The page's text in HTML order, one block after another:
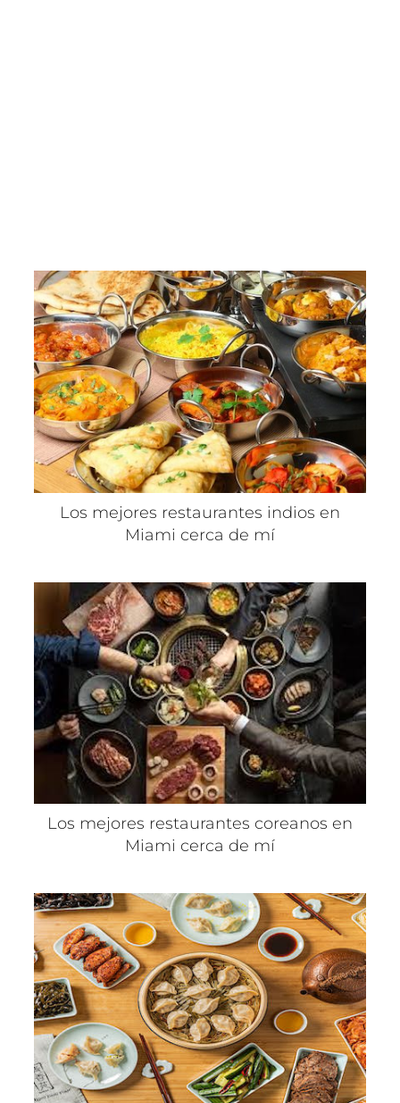
Los mejores restaurantes indios en
Miami cerca de mí
Los mejores restaurantes coreanos en
Miami cerca de mí